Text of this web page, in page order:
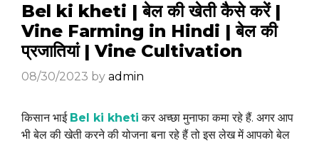
Bel ki kheti | बेल की खेती कैसे करें |
Vine Farming in Hindi | बेल की
प्रजातियां | Vine Cultivation
08/30/2023 by admin
किसान भाई Bel ki kheti कर अच्छा मुनाफा कमा रहे हैं. अगर आप
भी बेल की खेती करने की योजना बना रहे हैं तो इस लेख में आपको बेल